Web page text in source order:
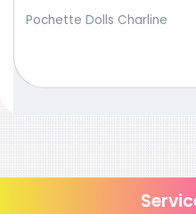
Pochette Dolls Charline